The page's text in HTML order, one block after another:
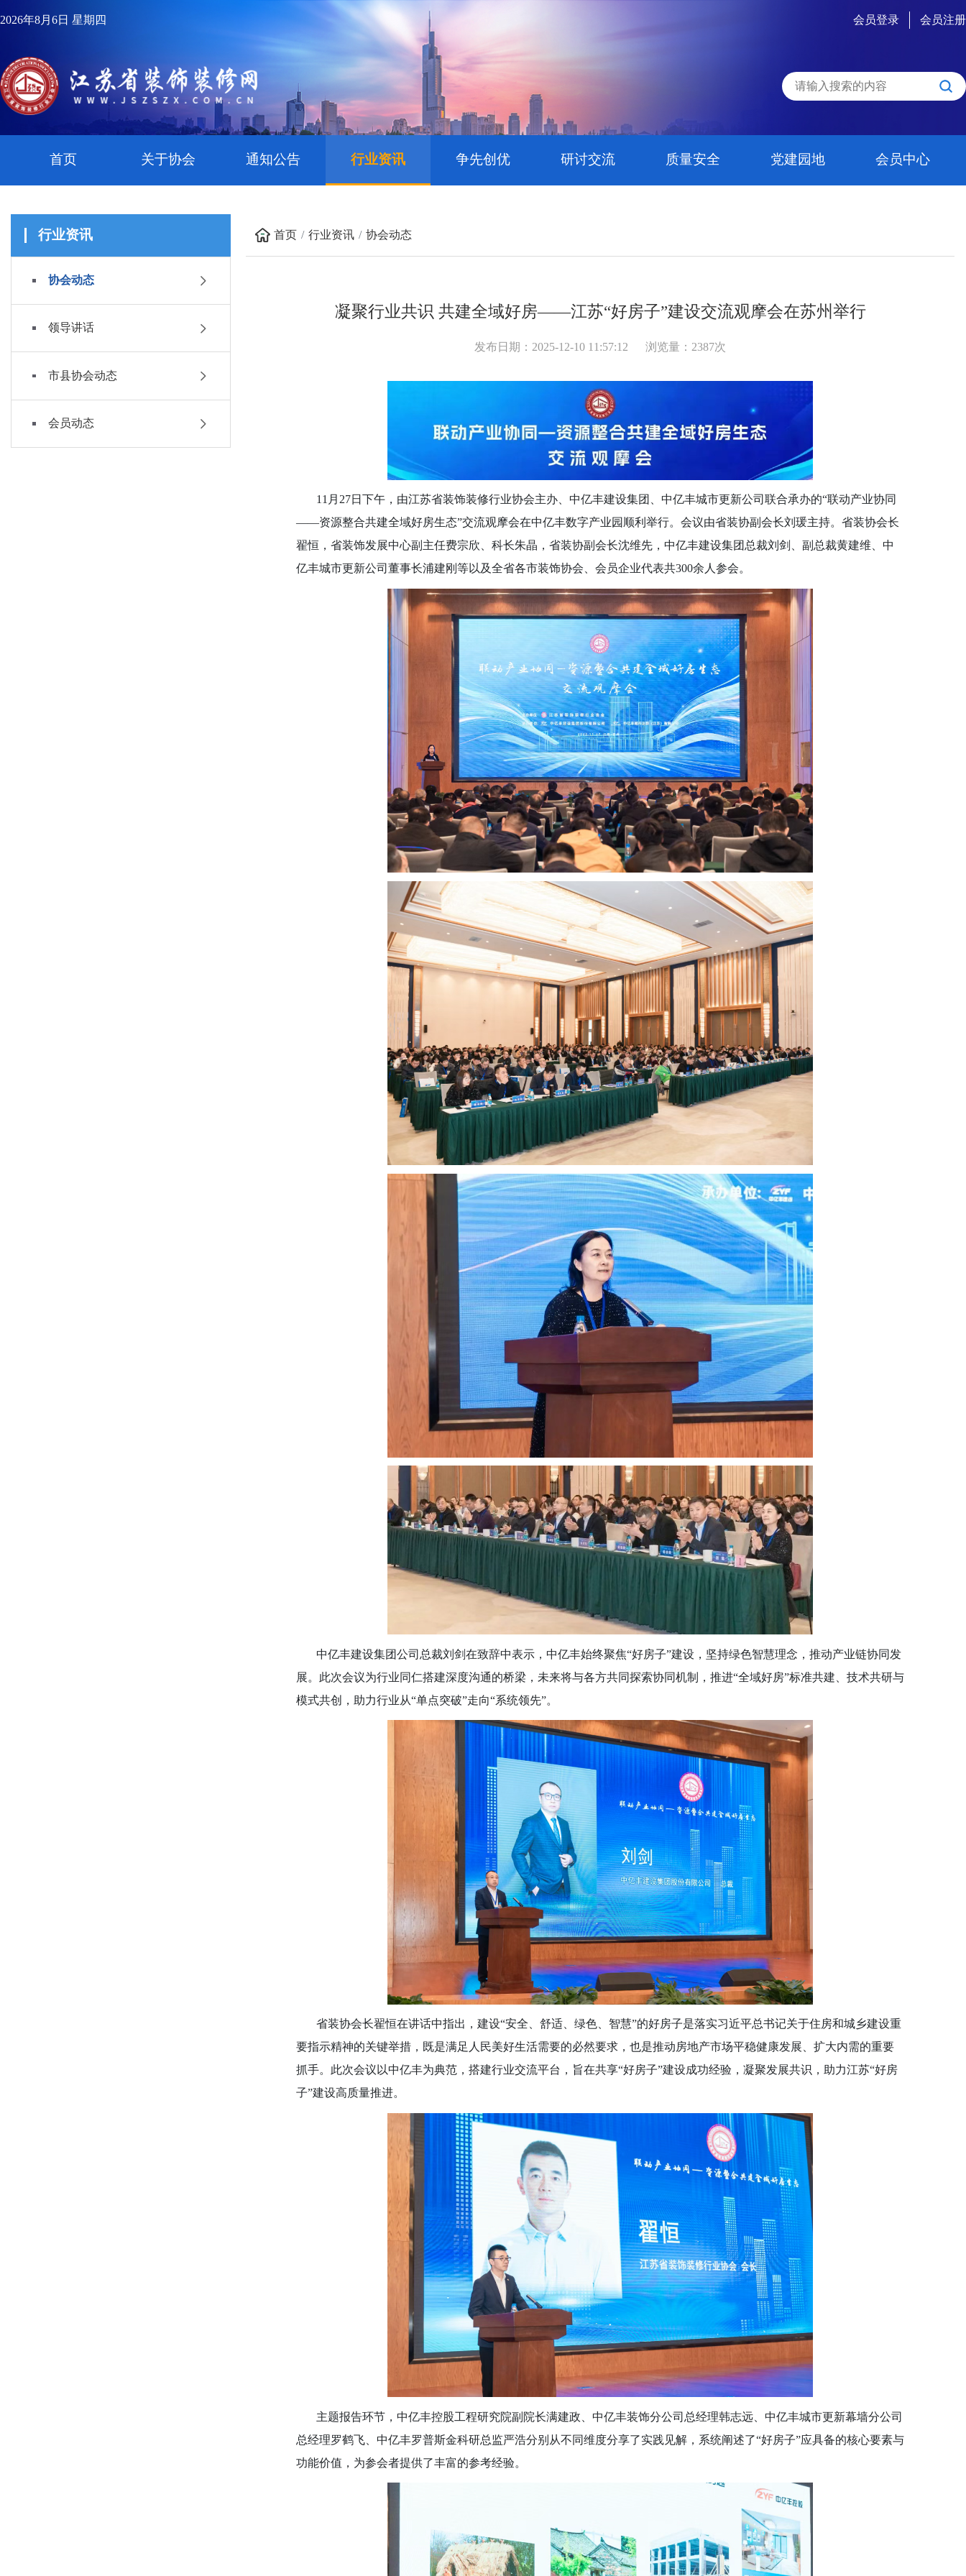
2026年8月6日 星期四 会员登录 会员注册
首页 关于协会 通知公告 行业资讯 争先创优 研讨交流 质量安全 党建园地 会员中心
行业资讯
协会动态
领导讲话
市县协会动态
会员动态
首页 行业资讯 协会动态
凝聚行业共识 共建全域好房——江苏“好房子”建设交流观摩会在苏州举行
发布日期：2025-12-10 11:57:12 浏览量：2387次
11月27日下午，由江苏省装饰装修行业协会主办、中亿丰建设集团、中亿丰城市更新公司联合承办的“联动产业协同
——资源整合共建全域好房生态”交流观摩会在中亿丰数字产业园顺利举行。会议由省装协副会长刘瑗主持。省装协会长
翟恒，省装饰发展中心副主任费宗欣、科长朱晶，省装协副会长沈维先，中亿丰建设集团总裁刘剑、副总裁黄建维、中
亿丰城市更新公司董事长浦建刚等以及全省各市装饰协会、会员企业代表共300余人参会。
中亿丰建设集团公司总裁刘剑在致辞中表示，中亿丰始终聚焦“好房子”建设，坚持绿色智慧理念，推动产业链协同发
展。此次会议为行业同仁搭建深度沟通的桥梁，未来将与各方共同探索协同机制，推进“全域好房”标准共建、技术共研与
模式共创，助力行业从“单点突破”走向“系统领先”。
省装协会长翟恒在讲话中指出，建设“安全、舒适、绿色、智慧”的好房子是落实习近平总书记关于住房和城乡建设重
要指示精神的关键举措，既是满足人民美好生活需要的必然要求，也是推动房地产市场平稳健康发展、扩大内需的重要
抓手。此次会议以中亿丰为典范，搭建行业交流平台，旨在共享“好房子”建设成功经验，凝聚发展共识，助力江苏“好房
子”建设高质量推进。
主题报告环节，中亿丰控股工程研究院副院长满建政、中亿丰装饰分公司总经理韩志远、中亿丰城市更新幕墙分公司
总经理罗鹤飞、中亿丰罗普斯金科研总监严浩分别从不同维度分享了实践见解，系统阐述了“好房子”应具备的核心要素与
功能价值，为参会者提供了丰富的参考经验。